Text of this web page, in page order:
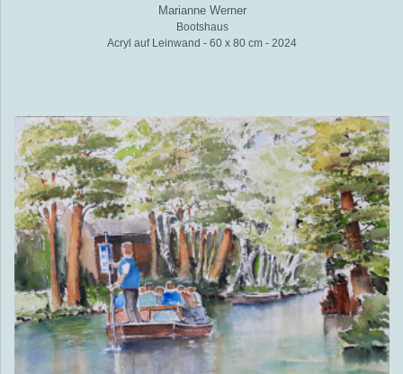
Marianne Werner
Bootshaus
Acryl auf Leinwand - 60 x 80 cm - 2024